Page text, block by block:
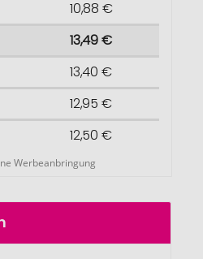
10,88 €
13,49 €
13,40 €
12,95 €
12,50 €
Werbeanbringung